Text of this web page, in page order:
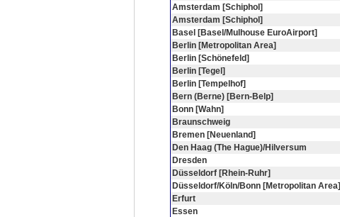
Amsterdam [Schiphol]
Amsterdam [Schiphol]
Basel [Basel/Mulhouse EuroAirport]
Berlin [Metropolitan Area]
Berlin [Schönefeld]
Berlin [Tegel]
Berlin [Tempelhof]
Bern (Berne) [Bern-Belp]
Bonn [Wahn]
Braunschweig
Bremen [Neuenland]
Den Haag (The Hague)/Hilversum
Dresden
Düsseldorf [Rhein-Ruhr]
Düsseldorf/Köln/Bonn [Metropolitan Area]
Erfurt
Essen